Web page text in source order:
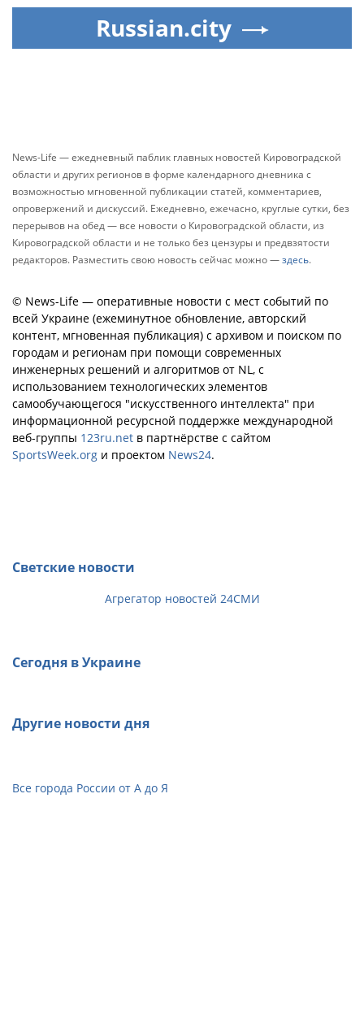
Russian.city
News-Life — ежедневный паблик главных новостей Кировоградской
области и других регионов в форме календарного дневника с
возможностью мгновенной публикации статей, комментариев,
опровержений и дискуссий. Ежедневно, ежечасно, круглые сутки, без
перерывов на обед — все новости о Кировоградской области, из
Кировоградской области и не только без цензуры и предвзятости
редакторов. Разместить свою новость сейчас можно —здесь.
© News-Life — оперативные новости с мест событий по
всей Украине (ежеминутное обновление, авторский
контент, мгновенная публикация) с архивом и поиском по
городам и регионам при помощи современных
инженерных решений и алгоритмов от NL, с
использованием технологических элементов
самообучающегося "искусственного интеллекта" при
информационной ресурсной поддержке международной
веб-группы 123ru.net в партнёрстве с сайтом
SportsWeek.org и проектом News24.
Светские новости
Агрегатор новостей 24СМИ
Сегодня в Украине
Другие новости дня
Все города России от А до Я